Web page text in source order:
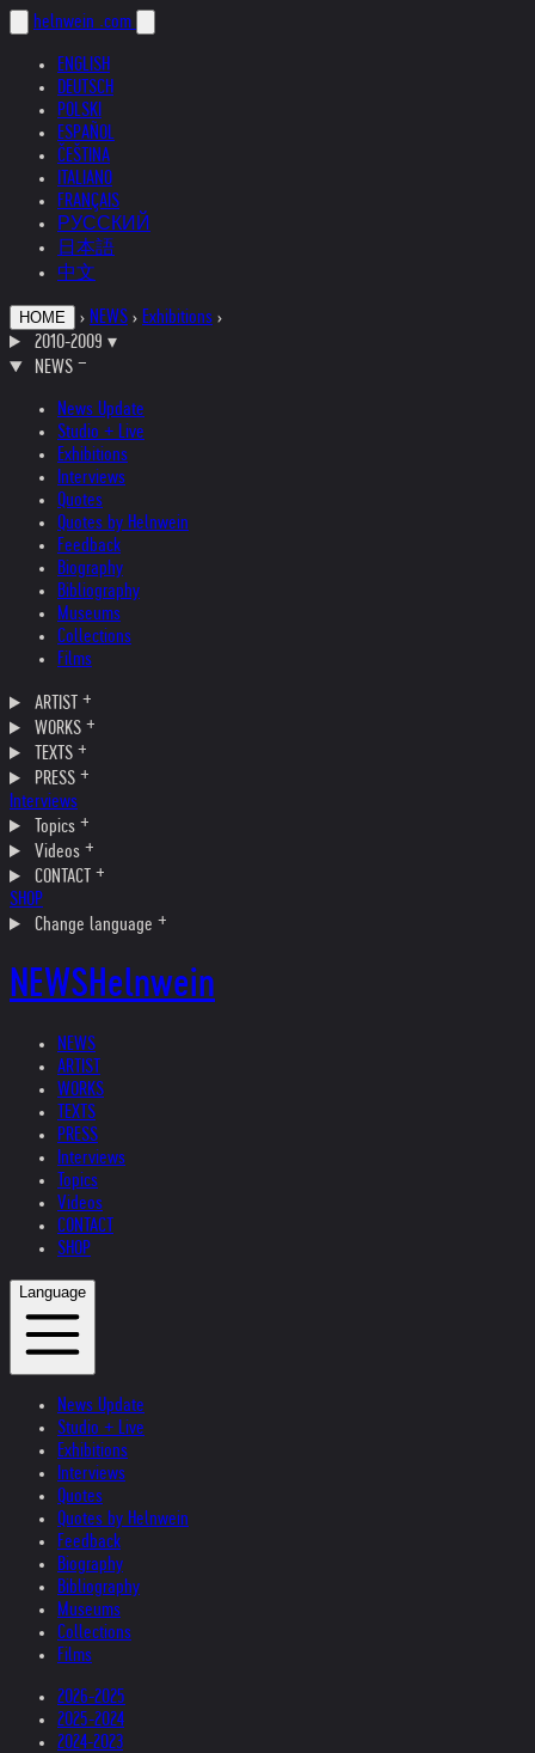
helnwein .com
ENGLISH
DEUTSCH
POLSKI
ESPAÑOL
ČEŠTINA
ITALIANO
FRANÇAIS
РУССКИЙ
日本語
中文
HOME › NEWS › Exhibitions ›
2010-2009 ▾
NEWS
News Update
Studio + Live
Exhibitions
Interviews
Quotes
Quotes by Helnwein
Feedback
Biography
Bibliography
Museums
Collections
Films
ARTIST
WORKS
TEXTS
PRESS
Interviews
Topics
Videos
CONTACT
SHOP
Change language
NEWSHelnwein
NEWS
ARTIST
WORKS
TEXTS
PRESS
Interviews
Topics
Videos
CONTACT
SHOP
Language
News Update
Studio + Live
Exhibitions
Interviews
Quotes
Quotes by Helnwein
Feedback
Biography
Bibliography
Museums
Collections
Films
2026-2025
2025-2024
2024-2023